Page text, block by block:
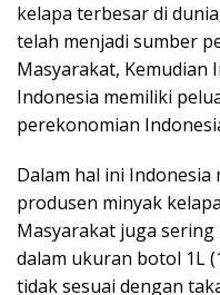
kelapa terbesar di
telah menjadi sumber
Masyarakat, Kemudian
Indonesia memiliki
perekonomian
Dalam hal ini
produsen minyak
Masyarakat juga
dalam ukuran botol 1L
tidak sesuai dengan